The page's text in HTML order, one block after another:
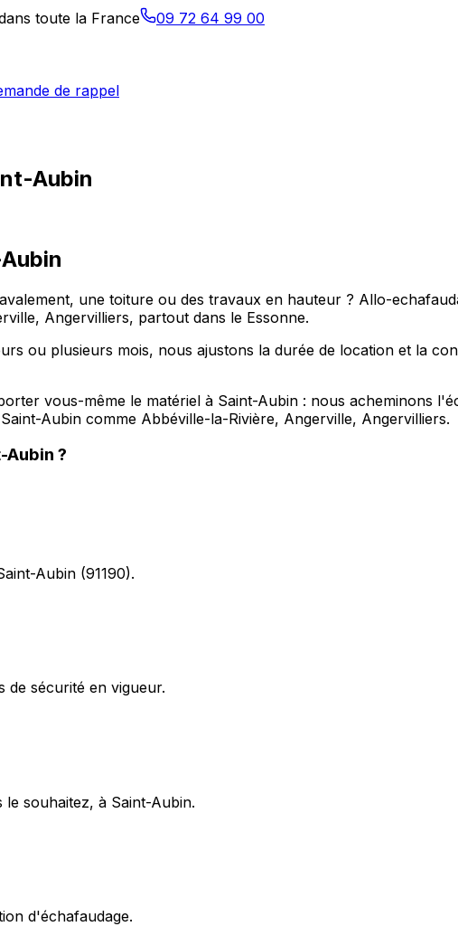
toute la France 09 72 64 99 00
de rappel
Aubin
une toiture ou des travaux en hauteur ? Allo-
Angervilliers, partout dans le Essonne.
ou plusieurs mois, nous ajustons la durée de location et la
vous-même le matériel à Saint-Aubin : nous acheminons
Aubin comme Abbéville-la-Rivière, Angerville, Angervilliers.
Aubin ?
Aubin (91190).
de sécurité en vigueur.
souhaitez, à Saint-Aubin.
d'échafaudage.